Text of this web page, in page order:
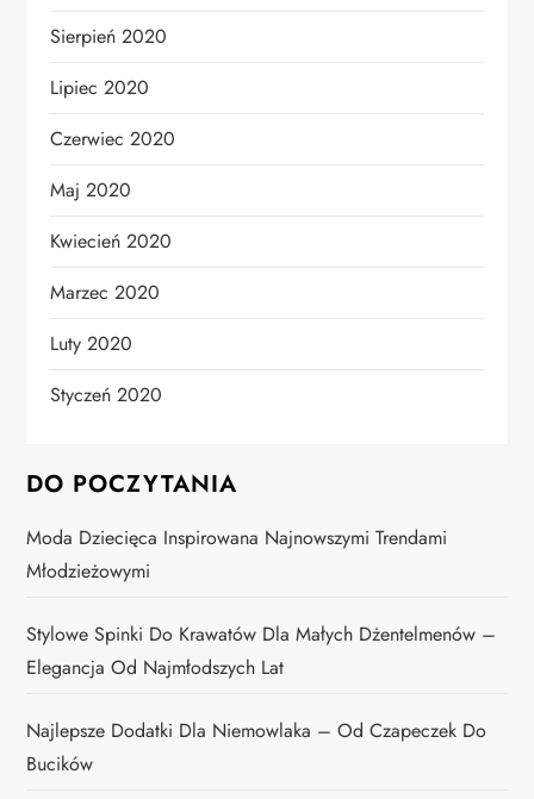
Sierpień 2020
Lipiec 2020
Czerwiec 2020
Maj 2020
Kwiecień 2020
Marzec 2020
Luty 2020
Styczeń 2020
DO POCZYTANIA
Moda Dziecięca Inspirowana Najnowszymi Trendami
Młodzieżowymi
Stylowe Spinki Do Krawatów Dla Małych Dżentelmenów –
Elegancja Od Najmłodszych Lat
Najlepsze Dodatki Dla Niemowlaka – Od Czapeczek Do
Bucików